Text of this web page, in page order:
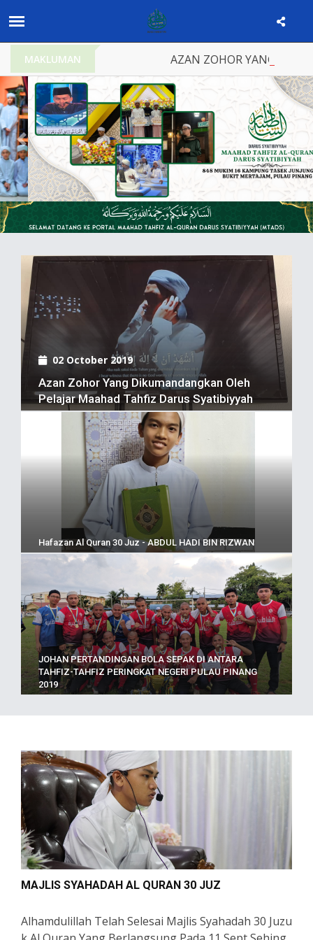
MAKLUMAN AZAN ZOHOR YANG
Previous Next
02 October 2019
02 October 2019
Azan Zohor Yang Dikumandangkan Oleh
Pelajar Maahad Tahfiz Darus Syatibiyyah
Hafazan Al Quran 30 Juz - ABDUL HADI BIN RIZWAN
JOHAN PERTANDINGAN BOLA SEPAK DI ANTARA
TAHFIZ-TAHFIZ PERINGKAT NEGERI PULAU PINANG
2019
MAJLIS SYAHADAH AL QURAN 30 JUZ
Alhamdulillah Telah Selesai Majlis Syahadah 30 Juzu